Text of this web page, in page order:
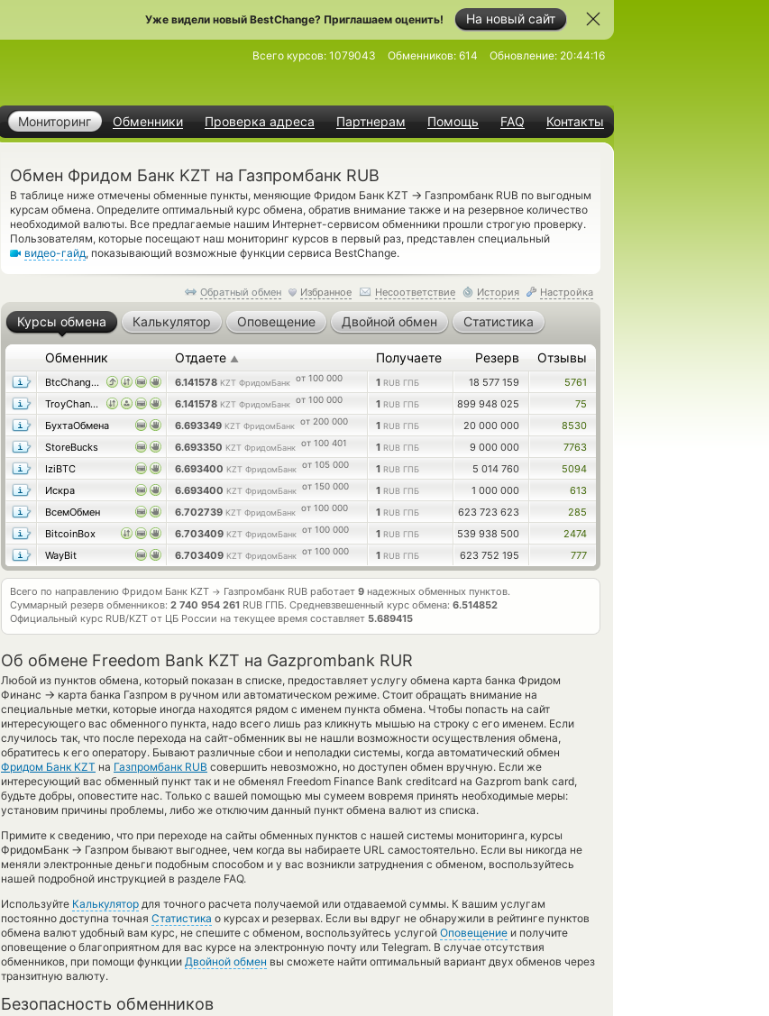
На новый сайт
Уже видели новый BestChange? Приглашаем оценить!
Мониторинг Обменники Проверка адреса Партнерам Помощь FAQ Контакты
Всего курсов: 1079043 Обменников: 614 Обновление: 20:44:16
Обмен Фридом Банк KZT на Газпромбанк RUB
В таблице ниже отмечены обменные пункты, меняющие Фридом Банк KZT → Газпромбанк RUB по выгодным
курсам обмена. Определите оптимальный курс обмена, обратив внимание также и на резервное количество
необходимой валюты. Все предлагаемые нашим Интернет-сервисом обменники прошли строгую проверку.
Пользователям, которые посещают наш мониторинг курсов в первый раз, представлен специальный
видео-гайд, показывающий возможные функции сервиса BestChange.
Обратный обмен Избранное Несоответствие История Настройка
Курсы обмена Калькулятор Оповещение Двойной обмен Статистика
Обменник Отдаете ▲ Получаете Резерв Отзывы
BtcChange24 6.141578 KZT ФридомБанк от 100 000 1 RUB ГПБ 18 577 159
5761
TroyChange
6.141578 KZT ФридомБанк от 100 000 1 RUB ГПБ 899 948 025
75
БухтаОбмена
6.693349 KZT ФридомБанк от 200 000 1 RUB ГПБ 20 000 000
8530
StoreBucks
6.693350 KZT ФридомБанк от 100 401 1 RUB ГПБ 9 000 000
7763
IziBTC
6.693400 KZT ФридомБанк от 105 000 1 RUB ГПБ 5 014 760
5094
Искра
6.693400 KZT ФридомБанк от 150 000 1 RUB ГПБ 1 000 000
613
ВсемОбмен
6.702739 KZT ФридомБанк от 100 000 1 RUB ГПБ 623 723 623
285
BitcoinBox
6.703409 KZT ФридомБанк от 100 000 1 RUB ГПБ 539 938 500
2474
WayBit
6.703409 KZT ФридомБанк от 100 000 1 RUB ГПБ 623 752 195 777
Всего по направлению Фридом Банк KZT → Газпромбанк RUB работает 9 надежных обменных пунктов.
Суммарный резерв обменников: 2 740 954 261 RUB ГПБ. Средневзвешенный курс обмена: 6.514852
Официальный курс RUB/KZT от ЦБ России на текущее время составляет 5.689415
Об обмене Freedom Bank KZT на Gazprombank RUR
Любой из пунктов обмена, который показан в списке, предоставляет услугу обмена карта банка Фридом
Финанс → карта банка Газпром в ручном или автоматическом режиме. Стоит обращать внимание на
специальные метки, которые иногда находятся рядом с именем пункта обмена. Чтобы попасть на сайт
интересующего вас обменного пункта, надо всего лишь раз кликнуть мышью на строку с его именем. Если
случилось так, что после перехода на сайт-обменник вы не нашли возможности осуществления обмена,
обратитесь к его оператору. Бывают различные сбои и неполадки системы, когда автоматический обмен
Фридом Банк KZT на Газпромбанк RUB совершить невозможно, но доступен обмен вручную. Если же
интересующий вас обменный пункт так и не обменял Freedom Finance Bank creditcard на Gazprom bank card,
будьте добры, оповестите нас. Только с вашей помощью мы сумеем вовремя принять необходимые меры:
установим причины проблемы, либо же отключим данный пункт обмена валют из списка.
Примите к сведению, что при переходе на сайты обменных пунктов с нашей системы мониторинга, курсы
ФридомБанк → Газпром бывают выгоднее, чем когда вы набираете URL самостоятельно. Если вы никогда не
меняли электронные деньги подобным способом и у вас возникли затруднения с обменом, воспользуйтесь
нашей подробной инструкцией в разделе FAQ.
Используйте Калькулятор для точного расчета получаемой или отдаваемой суммы. К вашим услугам
постоянно доступна точная Статистика о курсах и резервах. Если вы вдруг не обнаружили в рейтинге пунктов
обмена валют удобный вам курс, не спешите с обменом, воспользуйтесь услугой Оповещение и получите
оповещение о благоприятном для вас курсе на электронную почту или Telegram. В случае отсутствия
обменников, при помощи функции Двойной обмен вы сможете найти оптимальный вариант двух обменов через
транзитную валюту.
Безопасность обменников